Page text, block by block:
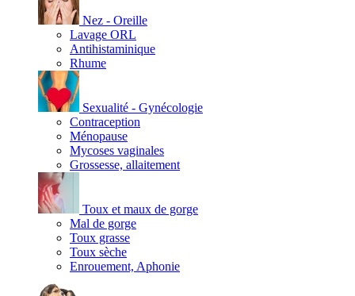
Nez - Oreille
Lavage ORL
Antihistaminique
Rhume
Sexualité - Gynécologie
Contraception
Ménopause
Mycoses vaginales
Grossesse, allaitement
Toux et maux de gorge
Mal de gorge
Toux grasse
Toux sèche
Enrouement, Aphonie